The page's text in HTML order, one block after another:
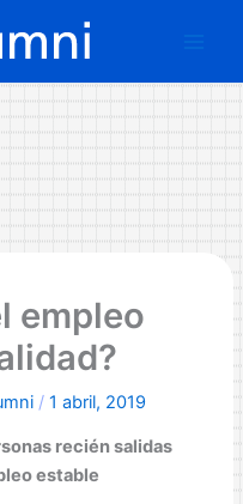
empleo
/ 1 abril, 2019
recién salidas
estable